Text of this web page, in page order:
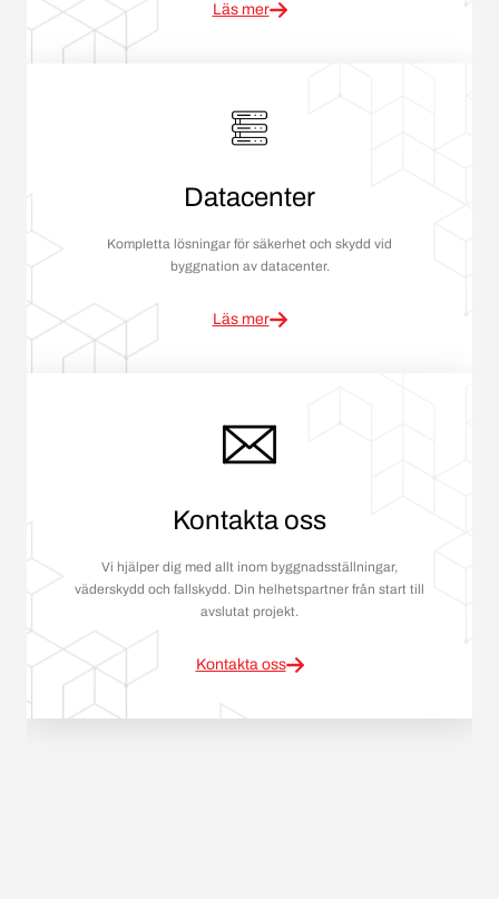
Läs mer
Datacenter
Kompletta lösningar för säkerhet och skydd vid
byggnation av datacenter.
Läs mer
Kontakta oss
Vi hjälper dig med allt inom byggnadsställningar,
väderskydd och fallskydd. Din helhetspartner från start till
avslutat projekt.
Kontakta oss